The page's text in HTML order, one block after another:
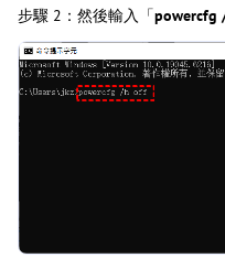
步驟 2：然後輸入「powercfg